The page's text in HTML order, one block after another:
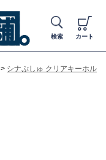
検索 カート
> シナぷしゅ クリアキーホル